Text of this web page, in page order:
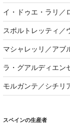
イ・ドゥエ・ラリ／
スポルトレッティ／
マシャレッリ／アブ
ラ・グアルディエン
モルガンテ／シチリ
スペインの生産者